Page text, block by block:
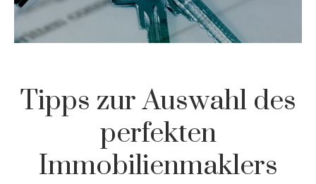
Tipps zur Auswahl des
perfekten
Immobilienmaklers